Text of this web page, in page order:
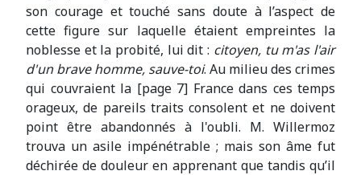
son courage et touché sans doute à l’aspect de
cette figure sur laquelle étaient empreintes la
noblesse et la probité, lui dit : citoyen, tu m'as l'air
d'un brave homme, sauve-toi. Au milieu des crimes
qui couvraient la [page 7] France dans ces temps
orageux, de pareils traits consolent et ne doivent
point être abandonnés à l'oubli. M. Willermoz
trouva un asile impénétrable ; mais son âme fut
déchirée de douleur en apprenant que tandis qu’il